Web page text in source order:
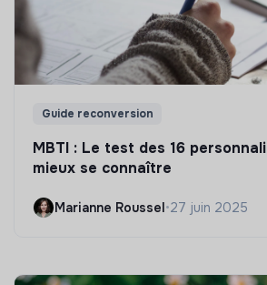
Guide reconversion
MBTI : Le test des 16
mieux se connaître
Marianne Roussel•27 juin 2025